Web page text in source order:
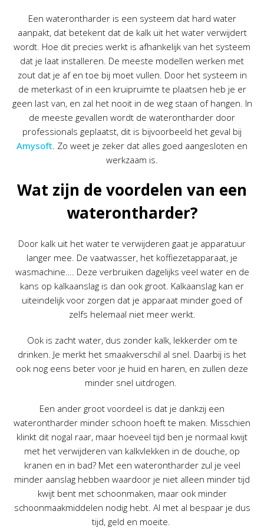
Een waterontharder is een systeem dat hard water
aanpakt, dat betekent dat de kalk uit het water verwijdert
wordt. Hoe dit precies werkt is afhankelijk van het systeem
dat je laat installeren. De meeste modellen werken met
zout dat je af en toe bij moet vullen. Door het systeem in
de meterkast of in een kruipruimte te plaatsen heb je er
geen last van, en zal het nooit in de weg staan of hangen. In
de meeste gevallen wordt de waterontharder door
professionals geplaatst, dit is bijvoorbeeld het geval bij
Amysoft. Zo weet je zeker dat alles goed aangesloten en
werkzaam is.
Wat zijn de voordelen van een
waterontharder?
Door kalk uit het water te verwijderen gaat je apparatuur
langer mee. De vaatwasser, het koffiezetapparaat, je
wasmachine…. Deze verbruiken dagelijks veel water en de
kans op kalkaanslag is dan ook groot. Kalkaanslag kan er
uiteindelijk voor zorgen dat je apparaat minder goed of
zelfs helemaal niet meer werkt.
Ook is zacht water, dus zonder kalk, lekkerder om te
drinken. Je merkt het smaakverschil al snel. Daarbij is het
ook nog eens beter voor je huid en haren, en zullen deze
minder snel uitdrogen.
Een ander groot voordeel is dat je dankzij een
waterontharder minder schoon hoeft te maken. Misschien
klinkt dit nogal raar, maar hoeveel tijd ben je normaal kwijt
met het verwijderen van kalkvlekken in de douche, op
kranen en in bad? Met een waterontharder zul je veel
minder aanslag hebben waardoor je niet alleen minder tijd
kwijt bent met schoonmaken, maar ook minder
schoonmaakmiddelen nodig hebt. Al met al bespaar je dus
tijd, geld en moeite.